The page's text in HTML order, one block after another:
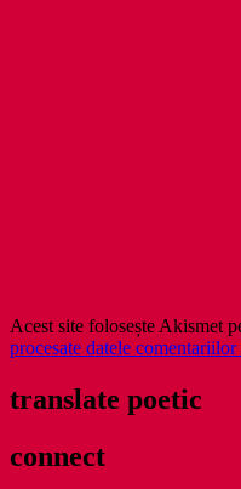
Acest site folosește Akismet
procesate datele comentariilor
translate poetic
connect